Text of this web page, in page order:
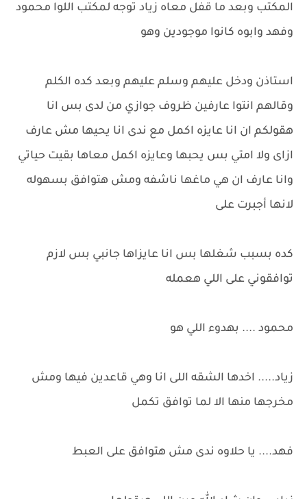
المكتب وبعد ما قفل معاه زياد توجه لمكتب اللوا محمود
وفهد وابوه كانوا موجودين وهو
استاذن ودخل عليهم وسلم عليهم وبعد كده الكلم
وقالهم انتوا عارفين ظروف جوازي من لدى بس انا
هقولكم ان انا عايزه اكمل مع ندى انا يحيها مش عارف
ازاى ولا امتي بس يحبها وعايزه اكمل معاها بقيت حياتي
وانا عارف ان هي ماغها ناشفه ومش هتوافق بسهوله
لانها أجبرت على
كده بسبب شغلها بس انا عايزاها جانبي بس لازم
توافقوني على اللي هعمله
محمود .... بهدوء اللي هو
زياد..... اخدها الشقه اللى انا وهي قاعدين فيها ومش
مخرجها منها الا لما توافق تكمل
فهد.... يا حلاوه ندى مش هتوافق على العبط